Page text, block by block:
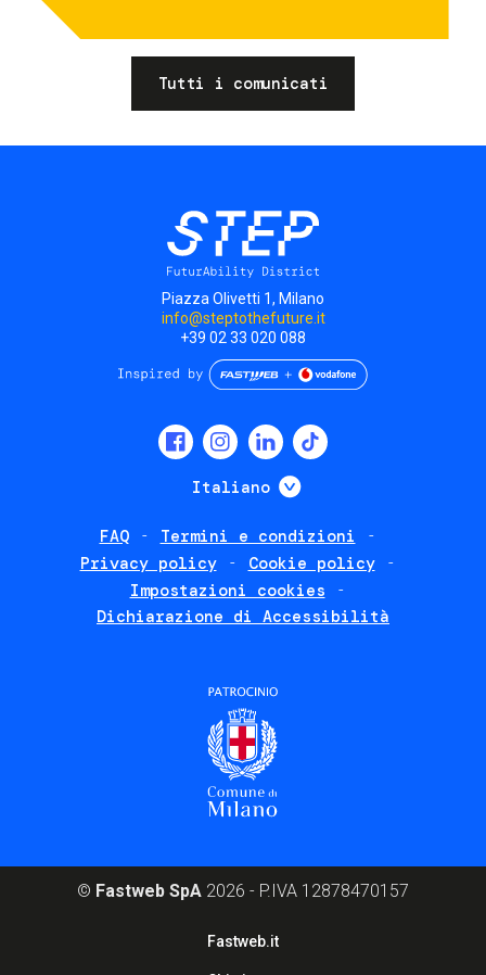
Tutti i comunicati
Piazza Olivetti 1, Milano
info@steptothefuture.it
+39 02 33 020 088
Italiano Mostra ulteriori
FAQ
Termini e condizioni
Privacy policy
Cookie policy
Impostazioni cookies
Dichiarazione di Accessibilità
© Fastweb SpA 2026 - P.IVA 12878470157
Fastweb.it